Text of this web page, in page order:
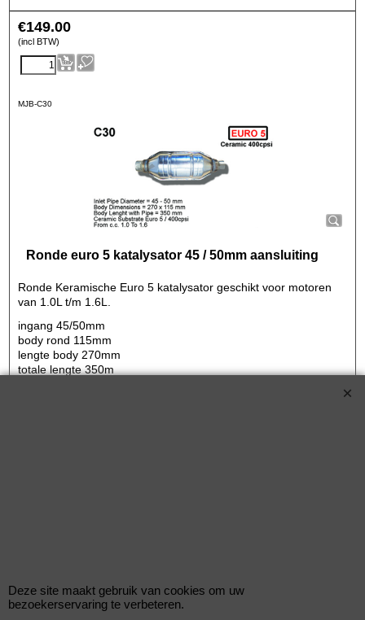
€149.00
(incl BTW)
MJB-C30
Ronde euro 5 katalysator 45 / 50mm aansluiting
Ronde Keramische Euro 5 katalysator geschikt voor motoren
van 1.0L t/m 1.6L.
ingang 45/50mm
body rond 115mm
lengte body 270mm
totale lengte 350m
Deze site maakt gebruik van cookies om uw
bezoekerservaring te verbeteren.